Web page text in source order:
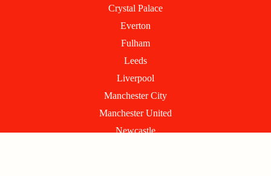
Crystal Palace
Everton
Fulham
Leeds
Liverpool
Manchester City
Manchester United
Newcastle